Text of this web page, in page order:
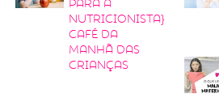
para a
nutricionista}
Café da
manhã das
crianças